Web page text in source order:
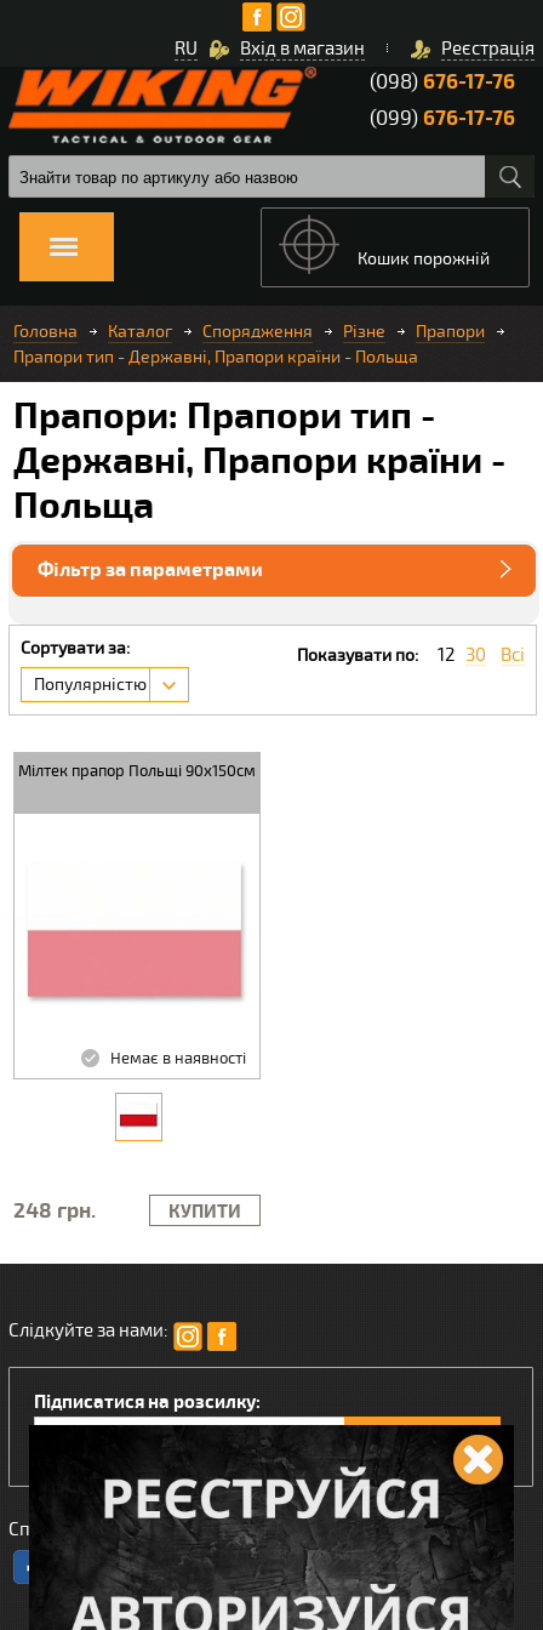
Вхід в магазин Реєстрація
RU
(098)676-17-76
(099)676-17-76
Кошик порожній
Головна Каталог Спорядження Різне
Прапори
Прапори тип - Державні, Прапори країни - Польща
Прапори: Прапори тип -
Державні, Прапори країни -
Польща
Фільтр за параметрами
Сортувати за:
Популярністю
Показувати по: 12 30 Всі
Мілтек прапор Польщі 90х150см
Немає в наявності
248 грн. КУПИТИ
Слідкуйте за нами:
Підписатися на розсилку:
Сподобався наш інтернет магазин?